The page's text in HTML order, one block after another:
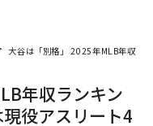
大谷は「別格」 2025年MLB年収ラ
年収ランキン
役アスリート4